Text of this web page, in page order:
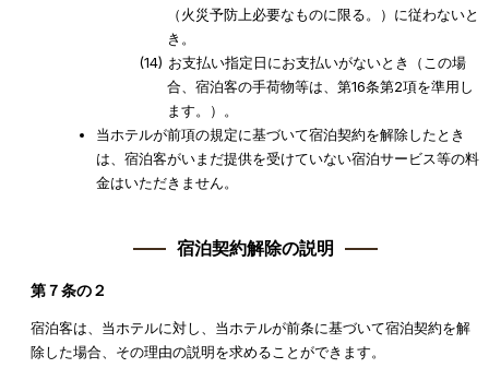
（火災予防上必要なものに限る。）に従わないと
き。
お支払い指定日にお支払いがないとき（この場
合、宿泊客の手荷物等は、第16条第2項を準用し
ます。）。
当ホテルが前項の規定に基づいて宿泊契約を解除したとき
は、宿泊客がいまだ提供を受けていない宿泊サービス等の料
金はいただきません。
宿泊契約解除の説明
第７条の２
宿泊客は、当ホテルに対し、当ホテルが前条に基づいて宿泊契約を解
除した場合、その理由の説明を求めることができます。